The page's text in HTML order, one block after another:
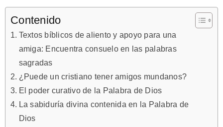
Contenido
Textos bíblicos de aliento y apoyo para una
amiga: Encuentra consuelo en las palabras
sagradas
¿Puede un cristiano tener amigos mundanos?
El poder curativo de la Palabra de Dios
La sabiduría divina contenida en la Palabra de
Dios